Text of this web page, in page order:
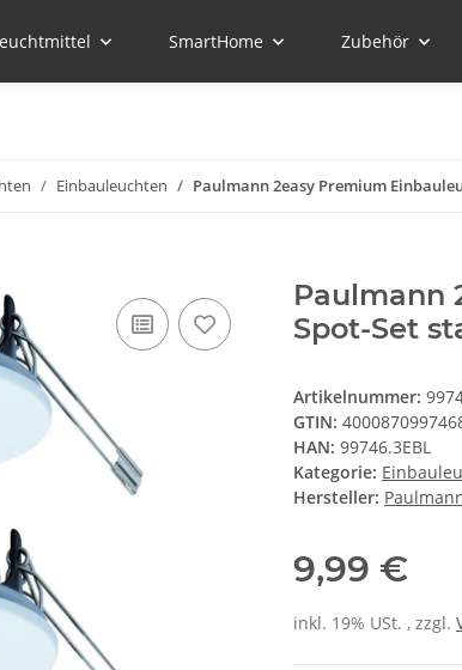
SmartHome Zubehör
Einbauleuchten Paulmann 2easy Premium
Paulmann
Spot-Set
Artikelnummer:
GTIN:
HAN: 99746.3EBL
Kategorie:
Hersteller:
9,99 €
inkl. 19% USt. , zzgl.